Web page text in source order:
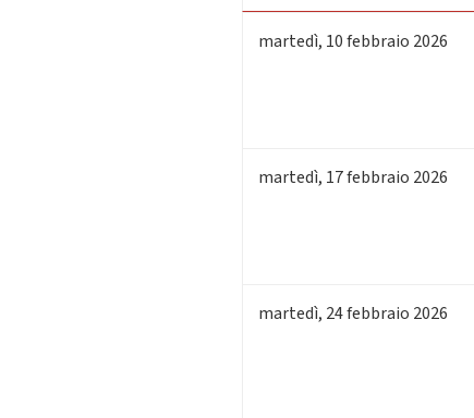
martedì, 10febbraio 2026
martedì, 17febbraio 2026
martedì, 24febbraio 2026